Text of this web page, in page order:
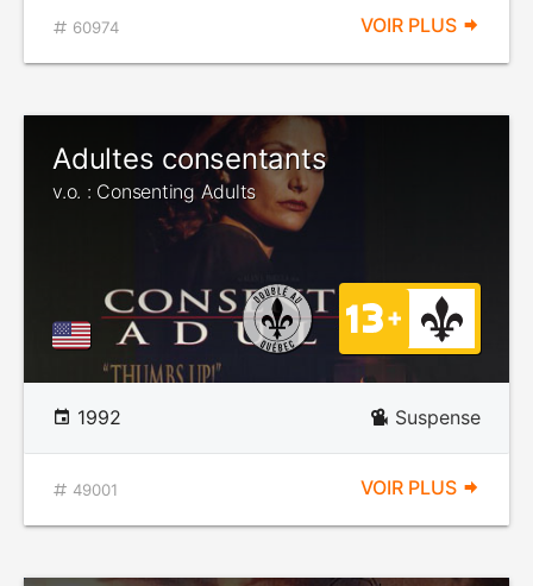
60974 VOIR PLUS
Adultes consentants
v.o. : Consenting Adults
1992 Suspense
49001 VOIR PLUS